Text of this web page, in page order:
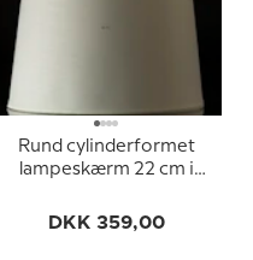
Rund cylinderformet
lampeskærm 22 cm i
DKK 359,00